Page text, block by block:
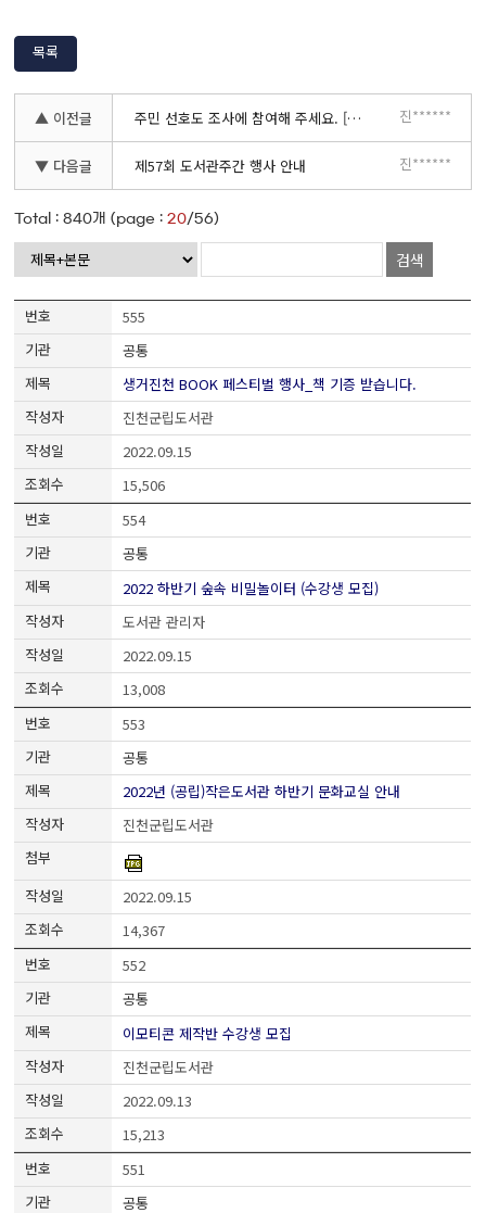
목록
▲ 이전글 주민 선호도 조사에 참여해 주세요. [제4회 책 읽는 진천, 2021년 진천의 책] 진******
▼ 다음글 제57회 도서관주간 행사 안내 진******
Total :840개 (page :20/56)
검색
555
공통
생거진천 BOOK 페스티벌 행사_책 기증 받습니다.
진천군립도서관
2022.09.15
15,506
554
공통
2022 하반기 숲속 비밀놀이터 (수강생 모집)
도서관 관리자
2022.09.15
13,008
553
공통
2022년 (공립)작은도서관 하반기 문화교실 안내
진천군립도서관
2022.09.15
14,367
552
공통
이모티콘 제작반 수강생 모집
진천군립도서관
2022.09.13
15,213
551
공통